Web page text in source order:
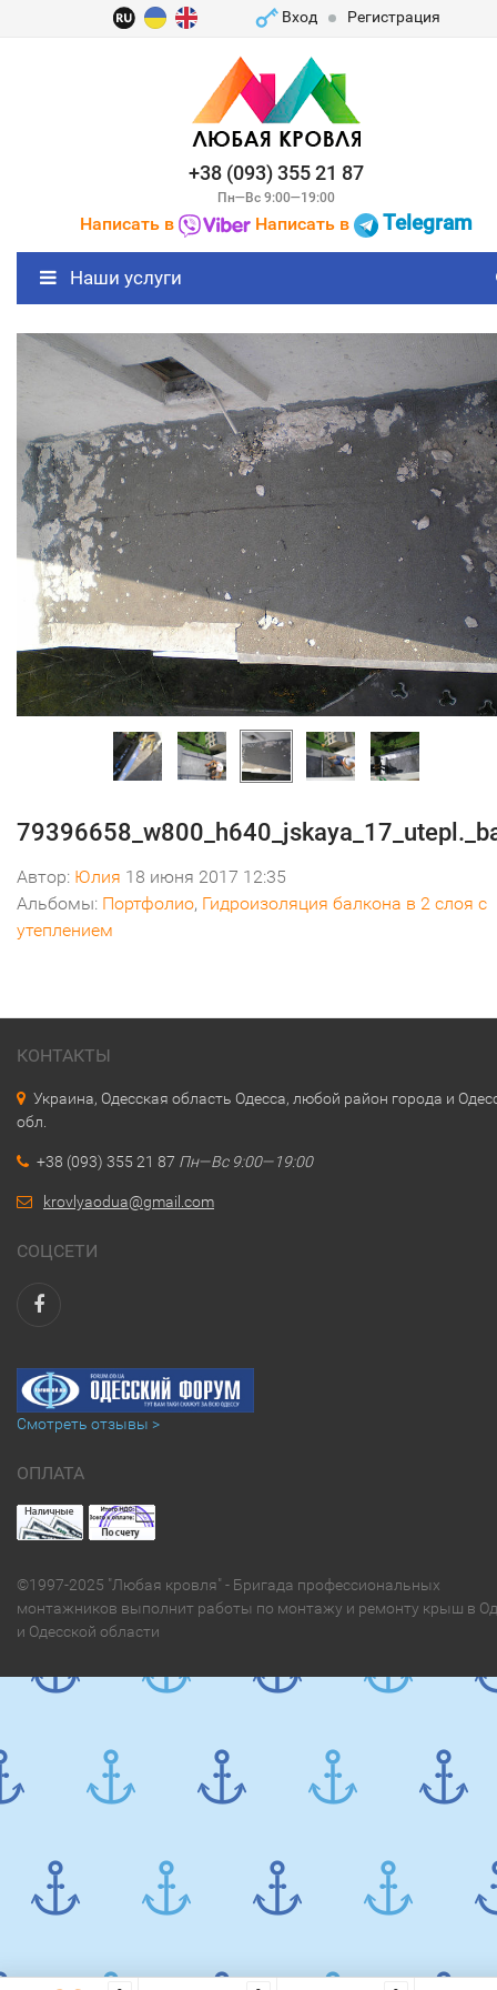
Вход Регистрация
+38 (093) 355 21 87
Пн—Вс 9:00—19:00
Написать в Написать в Telegram
Наши услуги
Автор: Юлия 18 июня 2017 12:35
Альбомы: Портфолио, Гидроизоляция балкона в 2 слоя с
утеплением
КОНТАКТЫ
Украина, Одесская область Одесса, любой район города и
обл.
+38 (093) 355 21 87 Пн—Вс 9:00—19:00
krovlyaodua@gmail.com
СОЦСЕТИ
Смотреть отзывы >
ОПЛАТА
©1997-2025 "Любая кровля" - Бригада профессиональных
монтажников выполнит работы по монтажу и ремонту крыш в
и Одесской области